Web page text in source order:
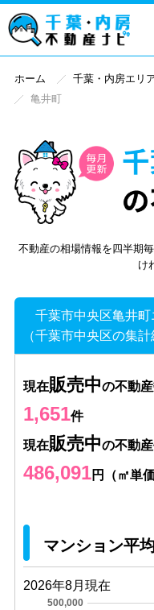
ホーム 千葉・内房エリ
亀井町
不動産の相場情報を四半期
け
千葉市中央区亀井町
（千葉市中央区の集計
現在販売中の不動
1,651件
現在販売中の不動
486,091円（㎡単価
マンション平
2026年8月現在
500,000